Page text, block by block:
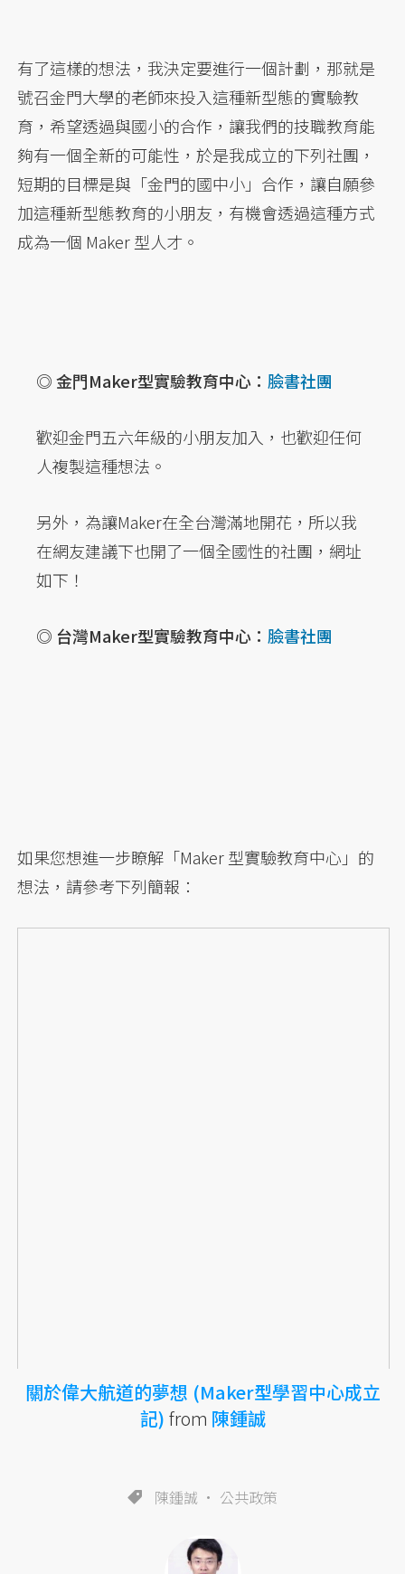
有了這樣的想法，我決定要進行一個計劃，那就是
號召金門大學的老師來投入這種新型態的實驗教
育，希望透過與國小的合作，讓我們的技職教育能
夠有一個全新的可能性，於是我成立的下列社團，
短期的目標是與「金門的國中小」合作，讓自願參
加這種新型態教育的小朋友，有機會透過這種方式
成為一個 Maker 型人才。
◎ 金門Maker型實驗教育中心： 臉書社團
歡迎金門五六年級的小朋友加入，也歡迎任何
人複製這種想法。
另外，為讓Maker在全台灣滿地開花，所以我
在網友建議下也開了一個全國性的社團，網址
如下！
◎ 台灣Maker型實驗教育中心： 臉書社團
如果您想進一步瞭解「Maker 型實驗教育中心」的
想法，請參考下列簡報：
關於偉大航道的夢想 (Maker型學習中心成立
記) from 陳鍾誠
陳鍾誠 公共政策